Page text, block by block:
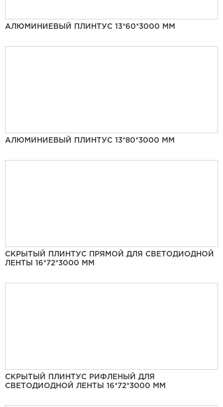
АЛЮМИНИЕВЫЙ ПЛИНТУС 13*60*3000 ММ
АЛЮМИНИЕВЫЙ ПЛИНТУС 13*80*3000 ММ
СКРЫТЫЙ ПЛИНТУС ПРЯМОЙ ДЛЯ СВЕТОДИОДНОЙ
ЛЕНТЫ 16*72*3000 ММ
СКРЫТЫЙ ПЛИНТУС РИФЛЕНЫЙ ДЛЯ
СВЕТОДИОДНОЙ ЛЕНТЫ 16*72*3000 ММ